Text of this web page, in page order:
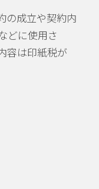
の成立や契約内
どに使用さ
容は印紙税が